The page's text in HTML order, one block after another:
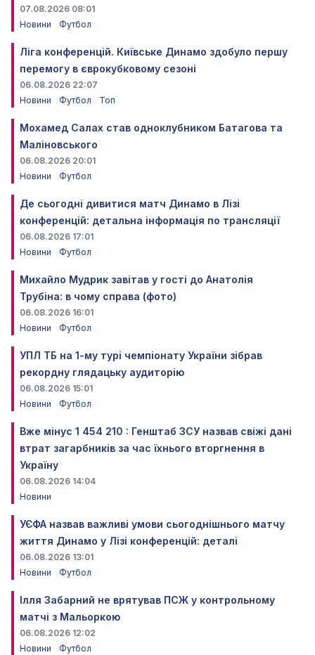
07.08.2026 08:01
Новини
Футбол
Ліга конференцій. Київське Динамо здобуло першу
перемогу в єврокубковому сезоні
06.08.2026 22:07
Новини
Футбол Топ
Мохамед Салах став одноклубником Батагова та
Маліновського
06.08.2026 20:01
Новини
Футбол
Де сьогодні дивитися матч Динамо в Лізі
конференцій: детальна інформація по трансляції
06.08.2026 17:01
Новини
Футбол
Михайло Мудрик завітав у гості до Анатолія
Трубіна: в чому справа (фото)
06.08.2026 16:01
Новини
Футбол
УПЛ ТБ на 1-му турі чемпіонату України зібрав
рекордну глядацьку аудиторію
06.08.2026 15:01
Новини
Футбол
Вже мінус 1 454 210 : Генштаб ЗСУ назвав свіжі дані
втрат загарбників за час їхнього вторгнення в
Україну
06.08.2026 14:04
Новини
УЄФА назвав важливі умови сьогоднішнього матчу
життя Динамо у Лізі конференцій: деталі
06.08.2026 13:01
Новини
Футбол
Ілля Забарний не врятував ПСЖ у контрольному
матчі з Мальоркою
06.08.2026 12:02
Новини
Футбол